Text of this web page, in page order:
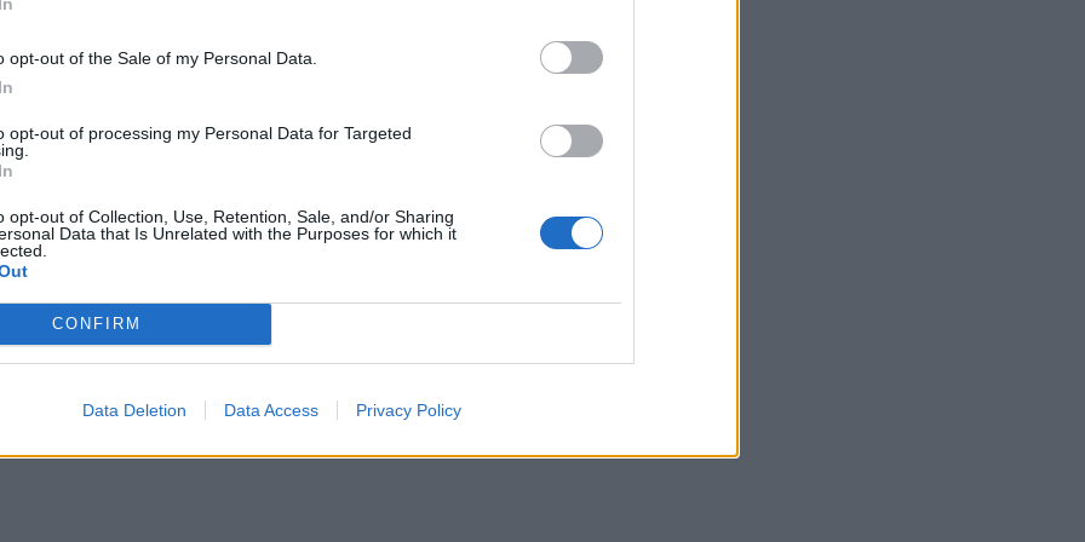
opt-out of the Sale of my Personal Data.
opt-out of processing my Personal Data for Targeted
opt-out of Collection, Use, Retention, Sale, and/or Sharing
Data that Is Unrelated with the Purposes for which it
CONFIRM
Data Deletion Data Access Privacy Policy
2007 m. gimusių komandų grupėje (7
"Klaipėdos bulių" komanda, kurios marškinėlius
Nikita Čikunovas, Paulius Zibalis ir "Neptūno"
Šarakausko sūnus Simas. Organizatorių nuotr.